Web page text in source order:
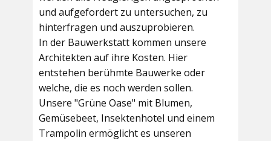
und aufgefordert zu untersuchen, zu
hinterfragen und auszuprobieren.
In der Bauwerkstatt kommen unsere
Architekten auf ihre Kosten. Hier
entstehen berühmte Bauwerke oder
welche, die es noch werden sollen.
Unsere "Grüne Oase" mit Blumen,
Gemüsebeet, Insektenhotel und einem
Trampolin ermöglicht es unseren